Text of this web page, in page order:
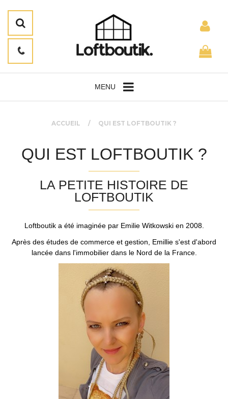
MENU
ACCUEIL QUI EST LOFTBOUTIK ?
QUI EST LOFTBOUTIK ?
LA PETITE HISTOIRE DE
LOFTBOUTIK
Loftboutik a été imaginée par Emilie Witkowski en 2008.
Après des études de commerce et gestion, Emillie s'est d'abord
lancée dans l'immobilier dans le Nord de la France.